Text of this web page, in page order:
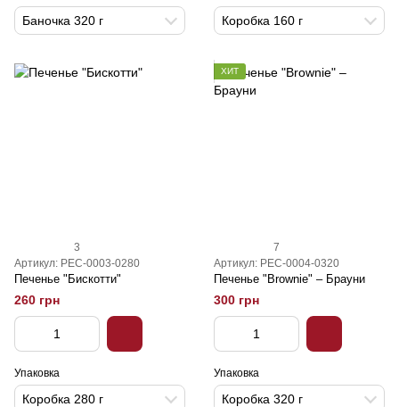
Баночка 320 г Коробка 160 г
3
Артикул: PEC-0003-0280
Печенье "Бискотти"
260 грн
Упаковка
Коробка 280 г
ХИТ
7
Артикул: PEC-0004-0320
Печенье "Brownie" – Брауни
300 грн
Упаковка
Коробка 320 г